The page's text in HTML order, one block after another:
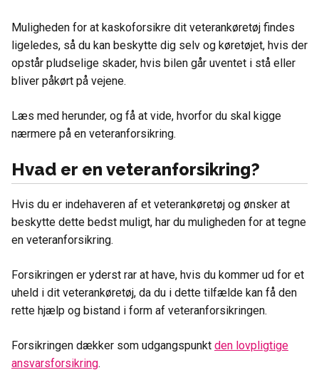
Muligheden for at kaskoforsikre dit veterankøretøj findes
ligeledes, så du kan beskytte dig selv og køretøjet, hvis der
opstår pludselige skader, hvis bilen går uventet i stå eller
bliver påkørt på vejene.
Læs med herunder, og få at vide, hvorfor du skal kigge
nærmere på en veteranforsikring.
Hvad er en veteranforsikring?
Hvis du er indehaveren af et veterankøretøj og ønsker at
beskytte dette bedst muligt, har du muligheden for at tegne
en veteranforsikring.
Forsikringen er yderst rar at have, hvis du kommer ud for et
uheld i dit veterankøretøj, da du i dette tilfælde kan få den
rette hjælp og bistand i form af veteranforsikringen.
Forsikringen dækker som udgangspunkt den lovpligtige
ansvarsforsikring.